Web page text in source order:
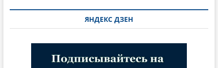
ЯНДЕКС ДЗЕН